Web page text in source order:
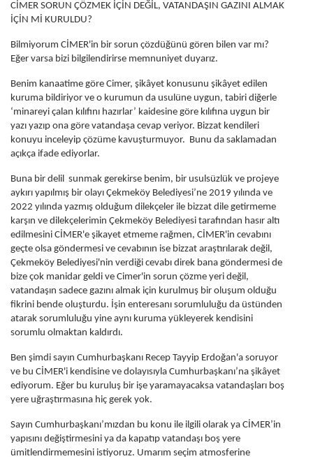
CİMER SORUN ÇÖZMEK İÇİN DEĞİL, VATANDAŞIN GAZINI ALMAK
İÇİN Mİ KURULDU?
Bilmiyorum CİMER'in bir sorun çözdüğünü gören bilen var mı?
Eğer varsa bizi bilgilendirirse memnuniyet duyarız.
Benim kanaatime göre Cimer, şikâyet konusunu şikâyet edilen
kuruma bildiriyor ve o kurumun da usulüne uygun, tabiri diğerle
‘minareyi çalan kılıfını hazırlar’ kaidesine göre kılıfına uygun bir
yazı yazıp ona göre vatandaşa cevap veriyor. Bizzat kendileri
konuyu inceleyip çözüme kavuşturmuyor. Bunu da saklamadan
açıkça ifade ediyorlar.
Buna bir delil sunmak gerekirse benim, bir usulsüzlük ve projeye
aykırı yapılmış bir olayı Çekmeköy Belediyesi’ne 2019 yılında ve
2022 yılında yazmış olduğum dilekçeler ile bizzat dile getirmeme
karşın ve dilekçelerimin Çekmeköy Belediyesi tarafından hasır altı
edilmesini CİMER'e şikayet etmeme rağmen, CİMER'in cevabını
geçte olsa göndermesi ve cevabının ise bizzat araştırılarak değil,
Çekmeköy Belediyesi'nin verdiği cevabı direk bana göndermesi de
bize çok manidar geldi ve Cimer'in sorun çözme yeri değil,
vatandaşın sadece gazını almak için kurulmuş bir oluşum olduğu
fikrini bende oluşturdu. İşin enteresanı sorumluluğu da üstünden
atarak sorumluluğu yine aynı kuruma yükleyerek kendisini
sorumlu olmaktan kaldırdı.
Ben şimdi sayın Cumhurbaşkanı Recep Tayyip Erdoğan'a soruyor
ve bu CİMER'i kendisine ve dolayısıyla Cumhurbaşkanı’na şikâyet
ediyorum. Eğer bu kuruluş bir işe yaramayacaksa vatandaşları boş
yere uğraştırmasına hiç gerek yok.
Sayın Cumhurbaşkanı’mızdan bu konu ile ilgili olarak ya CİMER’in
yapısını değiştirmesini ya da kapatıp vatandaşı boş yere
ümitlendirmemesini istiyoruz. Umarım seçim atmosferine